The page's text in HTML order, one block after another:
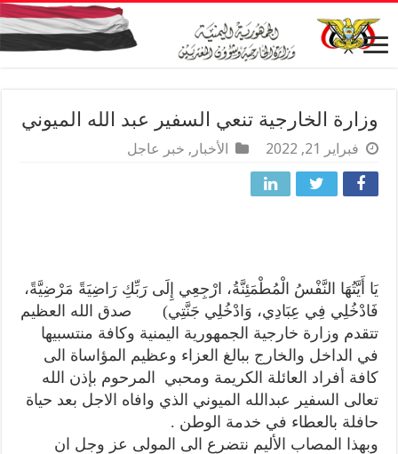
وزارة الخارجية تنعي السفير عبد الله الميوني
فبراير 21, 2022 الأخبار , خبر عاجل
يَا أَيَّتُهَا النَّفْسُ الْمُطْمَئِنَّةُ، ارْجِعِي إِلَى رَبِّكِ رَاضِيَةً مَرْضِيَّةً،
فَادْخُلِي فِي عِبَادِي، وَادْخُلِي جَنَّتِي) صدق الله العظيم
تتقدم وزارة خارجية الجمهورية اليمنية وكافة منتسبيها
في الداخل والخارج ببالغ العزاء وعظيم المؤاساة الى
كافة أفراد العائلة الكريمة ومحبي المرحوم بإذن الله
تعالى السفير عبدالله الميوني الذي وافاه الاجل بعد حياة
حافلة بالعطاء في خدمة الوطن .
وبهذا المصاب الأليم نتضرع الى المولى عز وجل ان